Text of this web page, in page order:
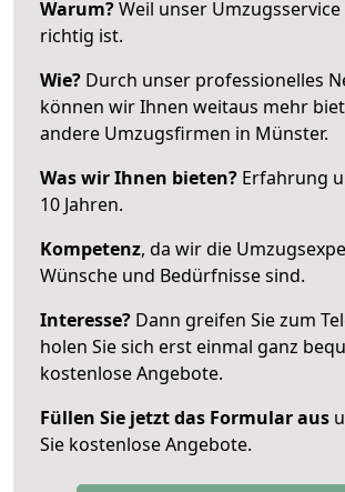
Warum?Weil unser
richtig ist.
Wie? Durch unser professionelles
können wir Ihnen weitaus mehr
andere Umzugsfirmen in Münster.
Was wir Ihnen bieten? Erfahrung
10 Jahren.
Kompetenz, da wir die
Wünsche und Bedürfnisse sind.
Interesse? Dann greifen Sie zum
holen Sie sich erst einmal ganz
kostenlose Angebote.
Füllen Sie jetzt das Formular aus
Sie kostenlose Angebote.